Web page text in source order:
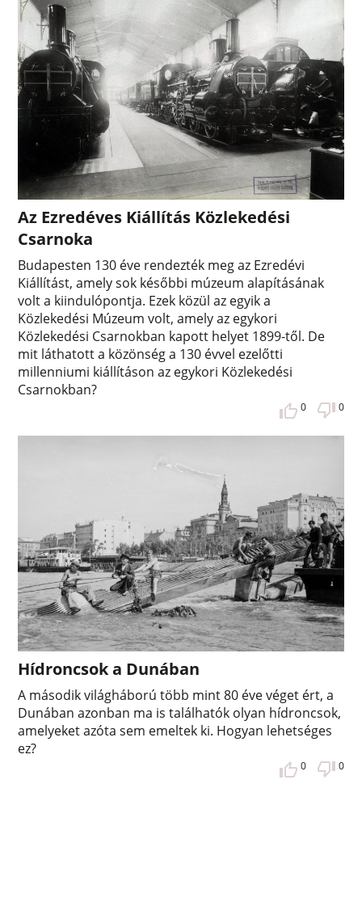
Az Ezredéves Kiállítás Közlekedési
Csarnoka
Budapesten 130 éve rendezték meg az Ezredévi
Kiállítást, amely sok későbbi múzeum alapításának
volt a kiindulópontja. Ezek közül az egyik a
Közlekedési Múzeum volt, amely az egykori
Közlekedési Csarnokban kapott helyet 1899-től. De
mit láthatott a közönség a 130 évvel ezelőtti
millenniumi kiállításon az egykori Közlekedési
Csarnokban?
0 0
Hídroncsok a Dunában
A második világháború több mint 80 éve véget ért, a
Dunában azonban ma is találhatók olyan hídroncsok,
amelyeket azóta sem emeltek ki. Hogyan lehetséges
ez?
0 0